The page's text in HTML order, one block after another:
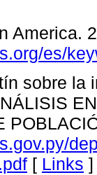
America.
es/
sobre la
[ Links ]